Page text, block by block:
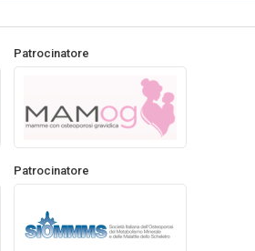
Patrocinatore
Patrocinatore